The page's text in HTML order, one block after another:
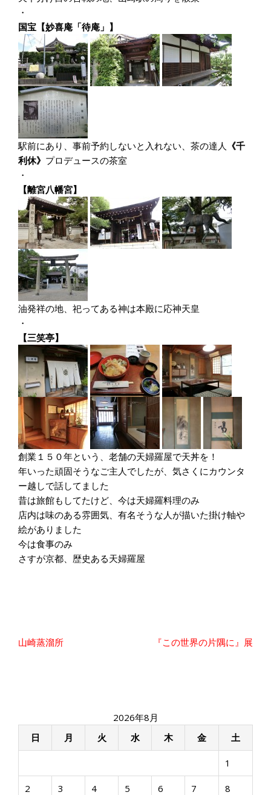
・
国宝【妙喜庵「待庵」】
駅前にあり、事前予約しないと入れない、茶の達人 《千
利休》 プロデュースの茶室
・
【離宮八幡宮】
油発祥の地、祀ってある神は本殿に応神天皇
・
【三笑亭】
創業１５０年という、老舗の天婦羅屋で天丼を！
年いった頑固そうなご主人でしたが、気さくにカウンタ
ー越しで話してました
昔は旅館もしてたけど、今は天婦羅料理のみ
店内は味のある雰囲気、有名そうな人が描いた掛け軸や
絵がありました
今は食事のみ
さすが京都、歴史ある天婦羅屋
投
シ
ン
山崎蒸溜所 『この世界の片隅に』展
2026年8月
日
月 火 水 木 金 土
1
2 3 4 5 6 7 8